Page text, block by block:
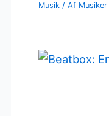
Musik / Af Musiker